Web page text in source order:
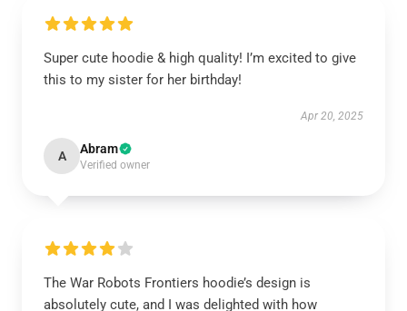
Super cute hoodie & high quality! I’m excited to give
this to my sister for her birthday!
Apr 20, 2025
A Abram
Verified owner
The War Robots Frontiers hoodie’s design is
absolutely cute, and I was delighted with how